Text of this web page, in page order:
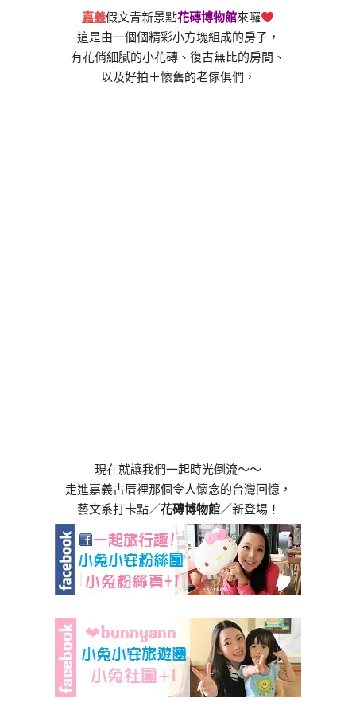
嘉義假文青新景點花磚博物館來囉
這是由一個個精彩小方塊組成的房子，
有花俏細膩的小花磚、復古無比的房間、
以及好拍＋懷舊的老傢俱們，
現在就讓我們一起時光倒流～～
走進嘉義古厝裡那個令人懷念的台灣回憶，
藝文系打卡點／花磚博物館／新登場！